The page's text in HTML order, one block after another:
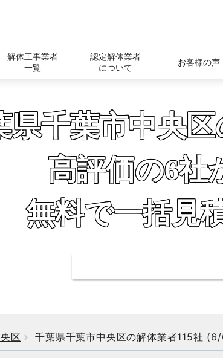
解体工事業者
一覧
認定解体業者
について
お客様の声
県千葉市中央
高評価の6社
無料で一括見
区 千葉県千葉市中央区の解体業者115社